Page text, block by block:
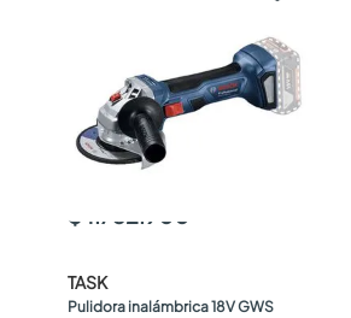
$ 1.752.900
TASK
Pulidora inalámbrica 18V GWS